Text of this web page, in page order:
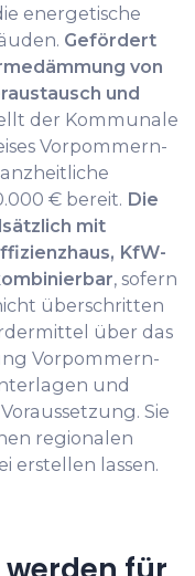
energetische
Gefördert
von
und
der Kommunale
Vorpommern-
€ bereit. Die
mit
KfW-
, sofern
überschritten
über das
Vorpommern-
und
Sie
regionalen
erstellen lassen.